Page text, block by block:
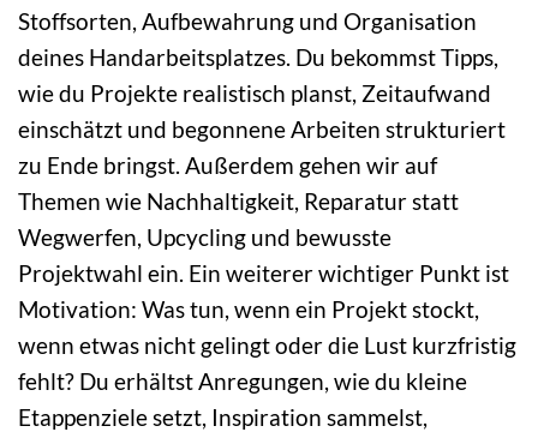
Stoffsorten, Aufbewahrung und Organisation
deines Handarbeitsplatzes. Du bekommst Tipps,
wie du Projekte realistisch planst, Zeitaufwand
einschätzt und begonnene Arbeiten strukturiert
zu Ende bringst. Außerdem gehen wir auf
Themen wie Nachhaltigkeit, Reparatur statt
Wegwerfen, Upcycling und bewusste
Projektwahl ein. Ein weiterer wichtiger Punkt ist
Motivation: Was tun, wenn ein Projekt stockt,
wenn etwas nicht gelingt oder die Lust kurzfristig
fehlt? Du erhältst Anregungen, wie du kleine
Etappenziele setzt, Inspiration sammelst,